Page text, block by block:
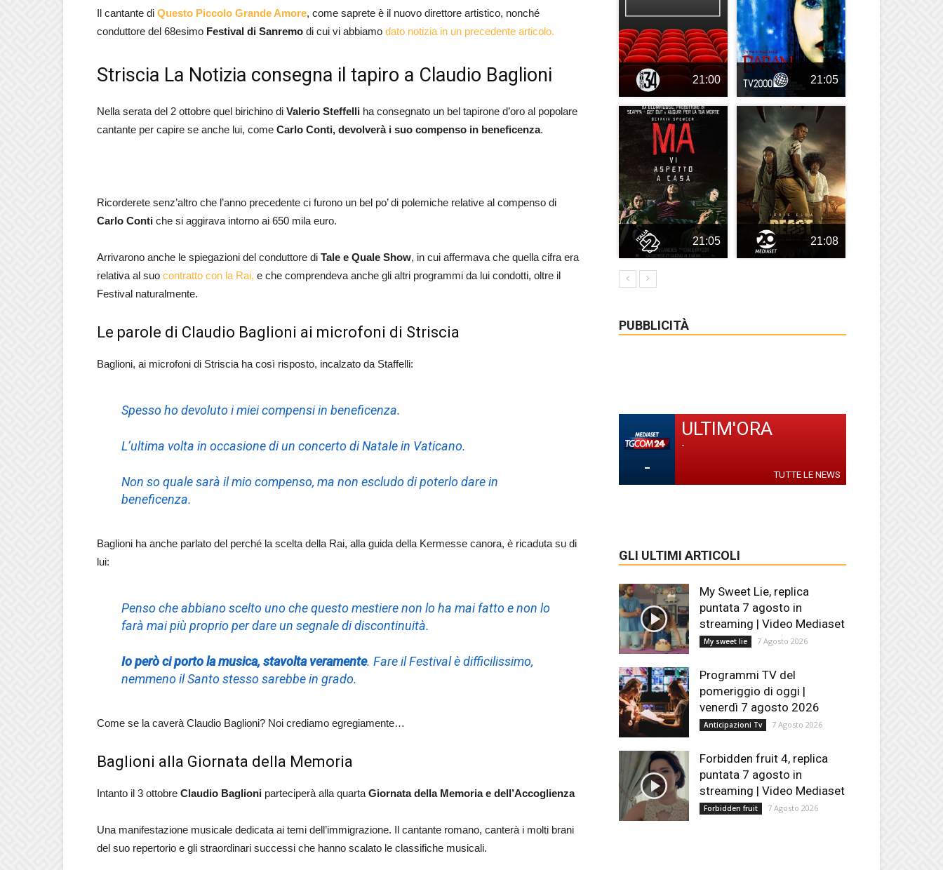
Il cantante di Questo Piccolo Grande Amore, come saprete è il nuovo direttore artistico, nonché
conduttore del 68esimo Festival di Sanremo di cui vi abbiamo dato notizia in un precedente articolo.
Striscia La Notizia consegna il tapiro a Claudio Baglioni
Nella serata del 2 ottobre quel birichino di Valerio Steffelli ha consegnato un bel tapirone d’oro al popolare
cantante per capire se anche lui, come Carlo Conti, devolverà i suo compenso in beneficenza.
Ricorderete senz’altro che l’anno precedente ci furono un bel po’ di polemiche relative al compenso di
Carlo Conti che si aggirava intorno ai 650 mila euro.
Arrivarono anche le spiegazioni del conduttore di Tale e Quale Show, in cui affermava che quella cifra era
relativa al suo contratto con la Rai, e che comprendeva anche gli altri programmi da lui condotti, oltre il
Festival naturalmente.
Le parole di Claudio Baglioni ai microfoni di Striscia
Baglioni, ai microfoni di Striscia ha così risposto, incalzato da Staffelli:
Spesso ho devoluto i miei compensi in beneficenza.
L’ultima volta in occasione di un concerto di Natale in Vaticano.
Non so quale sarà il mio compenso, ma non escludo di poterlo dare in
beneficenza.
Baglioni ha anche parlato del perché la scelta della Rai, alla guida della Kermesse canora, è ricaduta su di
lui:
Penso che abbiano scelto uno che questo mestiere non lo ha mai fatto e non lo
farà mai più proprio per dare un segnale di discontinuità.
Io però ci porto la musica, stavolta veramente. Fare il Festival è difficilissimo,
nemmeno il Santo stesso sarebbe in grado.
Come se la caverà Claudio Baglioni? Noi crediamo egregiamente…
Baglioni alla Giornata della Memoria
Intanto il 3 ottobre Claudio Baglioni parteciperà alla quarta Giornata della Memoria e dell’Accoglienza
Una manifestazione musicale dedicata ai temi dell’immigrazione. Il cantante romano, canterà i molti brani
del suo repertorio e gli straordinari successi che hanno scalato le classifiche musicali.
21:00 21:05
21:05 21:08
PUBBLICITÀ
-
ULTIM'ORA
-
TUTTE LE NEWS
GLI ULTIMI ARTICOLI
My Sweet Lie, replica
puntata 7 agosto in
streaming | Video Mediaset
My sweet lie 7 Agosto 2026
Programmi TV del
pomeriggio di oggi |
venerdì 7 agosto 2026
Anticipazioni Tv 7 Agosto 2026
Forbidden fruit 4, replica
puntata 7 agosto in
streaming | Video Mediaset
Forbidden fruit 7 Agosto 2026